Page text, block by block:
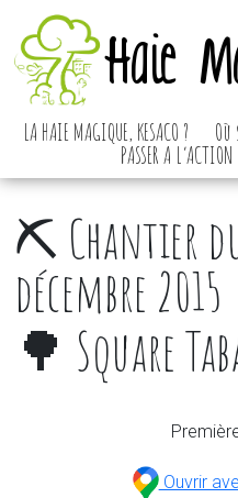
Haie
LA HAIE MAGIQUE, KESACO ?
PASSER A L’ACTION
⛏️ Chantier
décembre 2015
🌳 Square
Ouvrir